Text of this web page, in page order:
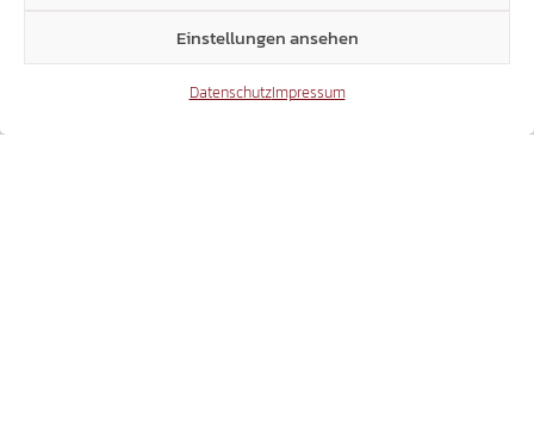
Einstellungen ansehen
DatenschutzImpressum